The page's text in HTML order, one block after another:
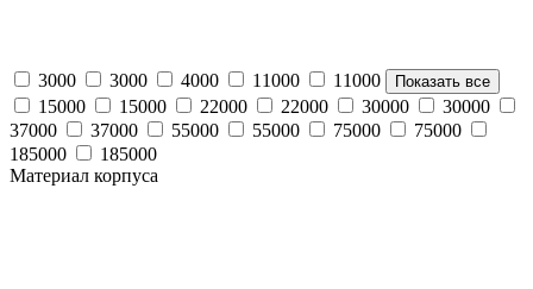
3000 3000 4000 11000 11000 Показать все
15000 15000 22000 22000 30000
30000
37000
37000 55000 55000 75000
75000
185000
185000
Материал корпуса